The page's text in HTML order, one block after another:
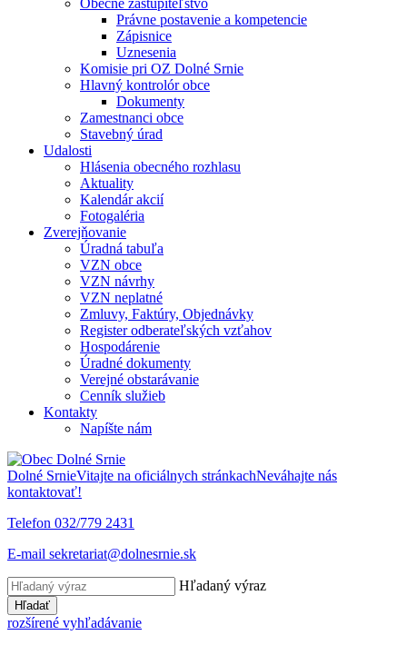
Obecné zastupiteľstvo
Právne postavenie a kompetencie
Zápisnice
Uznesenia
Komisie pri OZ Dolné Srnie
Hlavný kontrolór obce
Dokumenty
Zamestnanci obce
Stavebný úrad
Udalosti
Hlásenia obecného rozhlasu
Aktuality
Kalendár akcií
Fotogaléria
Zverejňovanie
Úradná tabuľa
VZN obce
VZN návrhy
VZN neplatné
Zmluvy, Faktúry, Objednávky
Register odberateľských vzťahov
Hospodárenie
Úradné dokumenty
Verejné obstarávanie
Cenník služieb
Kontakty
Napíšte nám
Dolné SrnieVitajte na oficiálnych stránkachNeváhajte nás
kontaktovať!
Telefon 032/779 2431
E-mail sekretariat@dolnesrnie.sk
Hľadaný výraz
Hľadať
rozšírené vyhľadávanie